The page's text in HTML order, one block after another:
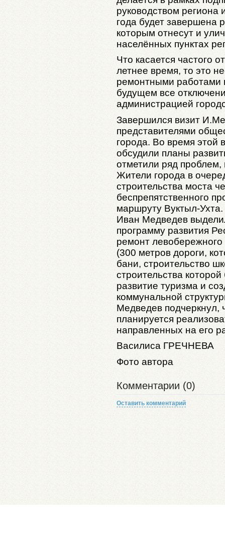
руководством
года будет завершена
которым отнесут и
населённых пунктах
Что касается частого
летнее время, то это
ремонтными работами
будущем все
администрацией
Завершился визит
представителями
города. Во время этой
обсудили планы
отметили ряд
Жители города в
строительства моста
беспрепятственного
маршруту Вуктыл-
Иван Медведев
программу развития
ремонт
(300 метров дороги,
бани, строительство
строительства
развитие туризма и
коммунальной
Медведев подчеркнул,
планируется
направленных на его
Василиса ГРЕЧНЕВА
Фото автора
Комментарии (0)
Оставить комментарий